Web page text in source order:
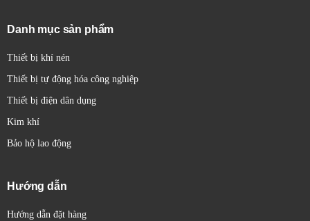
Lắp đặt linh hoạt:
Danh mục sản phẩm
Thiết bị khí nén
Thiết bị tự động hóa công nghiệp
Thiết bị điện dân dụng
Kim khí
Bảo hộ lao động
Hướng dẫn
Hướng dẫn đặt hàng